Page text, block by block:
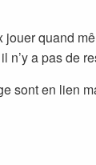
jouer quand
n’y a pas de
sont en lien